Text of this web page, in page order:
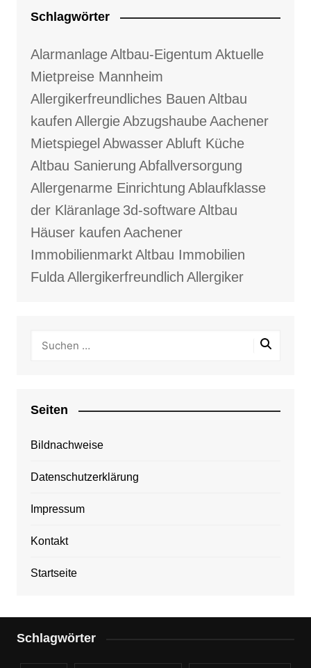
Schlagwörter
AlarmanlageAltbau-Eigentum Aktuelle
Mietpreise Mannheim
Allergikerfreundliches Bauen Altbau
kaufen AllergieAbzugshaubeAachener
Mietspiegel AbwasserAbluft Küche
Altbau Sanierung Abfallversorgung
Allergenarme Einrichtung Ablaufklasse
der Kläranlage 3d-softwareAltbau
Häuser kaufen Aachener
ImmobilienmarktAltbau Immobilien
FuldaAllergikerfreundlich Allergiker
Seiten
Bildnachweise
Datenschutzerklärung
Impressum
Kontakt
Startseite
Schlagwörter